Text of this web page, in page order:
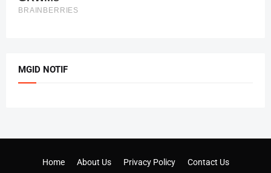
MGID NOTIF
Home About Us Privacy Policy Contact Us